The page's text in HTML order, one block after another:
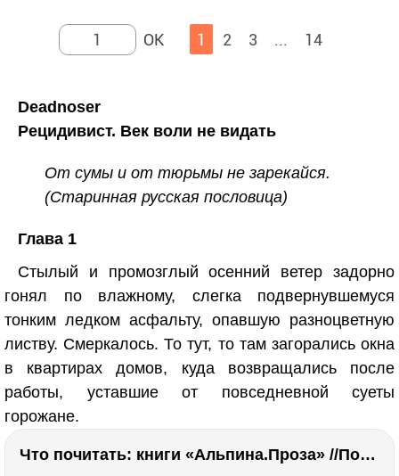
1 2 3 ... 14
Deadnoser
Рецидивист. Век воли не видать
От сумы и от тюрьмы не зарекайся.
(Старинная русская пословица)
Глава 1
Стылый и промозглый осенний ветер задорно
гонял по влажному, слегка подвернувшемуся
тонким ледком асфальту, опавшую разноцветную
листву. Смеркалось. То тут, то там загорались окна
в квартирах домов, куда возвращались после
работы, уставшие от повседневной суеты
горожане.
Что почитать: книги «Альпина.Проза» //Побяржина, Декабрев, Ронжина